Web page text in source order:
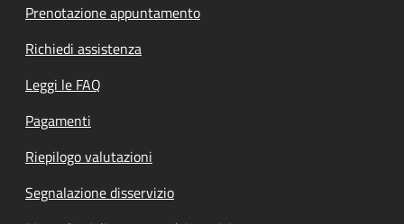
Prenotazione appuntamento
Richiedi assistenza
Leggi le FAQ
Pagamenti
Riepilogo valutazioni
Segnalazione disservizio